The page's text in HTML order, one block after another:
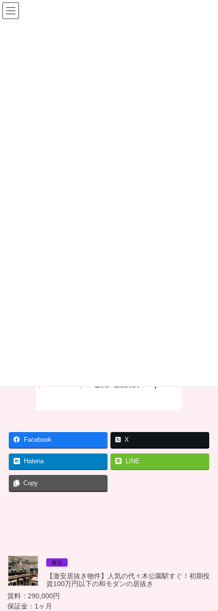
コ
ン
ナ
ビ
Facebook X
Hatena LINE
Copy
東京
【激安居抜き物件】人気の代々木公園駅すぐ！初期投
資100万円以下の和モダンの居抜き
賃料：290,000円
保証金：1ヶ月